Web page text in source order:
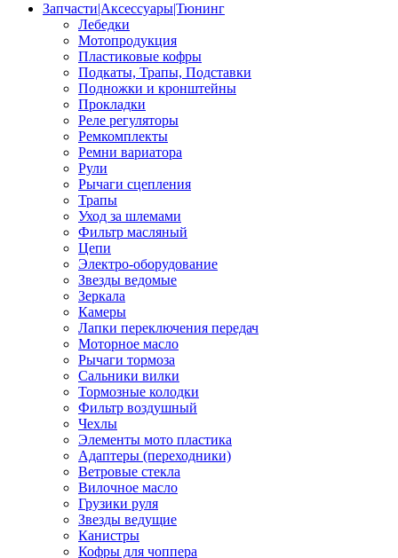
Запчасти|Аксессуары|Тюнинг
Лебедки
Мотопродукция
Пластиковые кофры
Подкаты, Трапы, Подставки
Подножки и кронштейны
Прокладки
Реле регуляторы
Ремкомплекты
Ремни вариатора
Рули
Рычаги сцепления
Трапы
Уход за шлемами
Фильтр масляный
Цепи
Электро-оборудование
Звезды ведомые
Зеркала
Камеры
Лапки переключения передач
Моторное масло
Рычаги тормоза
Сальники вилки
Тормозные колодки
Фильтр воздушный
Чехлы
Элементы мото пластика
Адаптеры (переходники)
Ветровые стекла
Вилочное масло
Грузики руля
Звезды ведущие
Канистры
Кофры для чоппера